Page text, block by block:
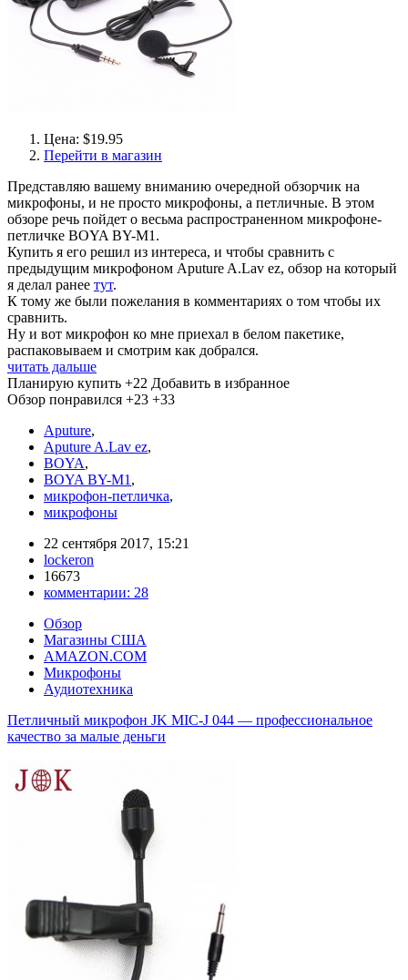
Цена: $19.95
Перейти в магазин
Представляю вашему вниманию очередной обзорчик на
микрофоны, и не просто микрофоны, а петличные. В этом
обзоре речь пойдет о весьма распространенном микрофоне-
петличке BOYA BY-M1.
Купить я его решил из интереса, и чтобы сравнить с
предыдущим микрофоном Aputure A.Lav ez, обзор на который
я делал ранее тут.
К тому же были пожелания в комментариях о том чтобы их
сравнить.
Ну и вот микрофон ко мне приехал в белом пакетике,
распаковываем и смотрим как добрался.
читать дальше
Планирую купить +22 Добавить в избранное
Обзор понравился +23 +33
Aputure,
Aputure A.Lav ez,
BOYA,
BOYA BY-M1 ,
микрофон-петличка,
микрофоны
22 сентября 2017, 15:21
lockeron
16673
комментарии: 28
Обзор
Магазины США
AMAZON.COM
Микрофоны
Аудиотехника
Петличный микрофон JK MIC-J 044 — профессиональное
качество за малые деньги